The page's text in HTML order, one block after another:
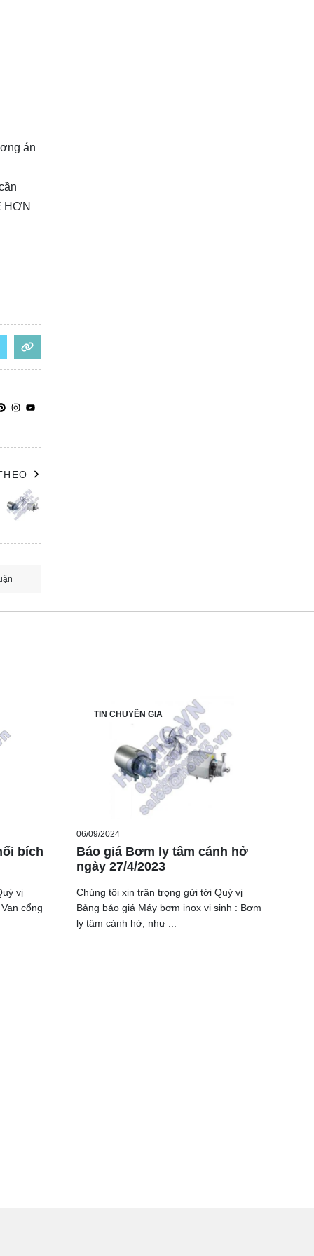
án
HƠN
bích
vị
cổng
TIN CHUYÊN GIA
06/09/2024
Báo giá Bơm ly tâm cánh hở
ngày 27/4/2023
Chúng tôi xin trân trọng gửi tới Quý vị
Bảng báo giá Máy bơm inox vi sinh : Bơm
ly tâm cánh hở, như ...